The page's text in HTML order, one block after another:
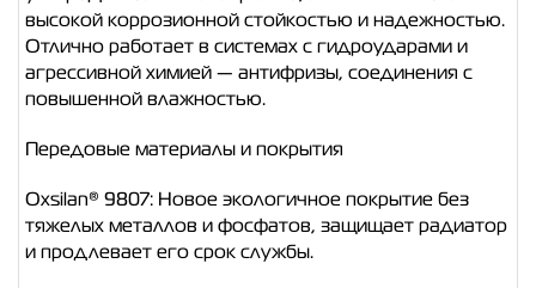
высокой коррозионной стойкостью и надежностью.
Отлично работает в системах с гидроударами и
агрессивной химией — антифризы, соединения с
повышенной влажностью.
Передовые материалы и покрытия
Oxsilan® 9807: Новое экологичное покрытие без
тяжелых металлов и фосфатов, защищает радиатор
и продлевает его срок службы.